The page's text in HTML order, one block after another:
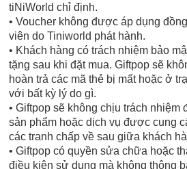
tiNiWorld chỉ định.
• Voucher không được áp dụng
viên do Tiniworld phát hành.
• Khách hàng có trách nhiệm bảo
tặng sau khi đặt mua. Giftpop sẽ
hoàn trả các mã thẻ bị mất hoặc ở
với bất kỳ lý do gì.
• Giftpop sẽ không chịu trách
sản phẩm hoặc dịch vụ được cung
các tranh chấp về sau giữa khách
• Giftpop có quyền sửa chữa hoặc
điều kiện sử dụng mà không thông